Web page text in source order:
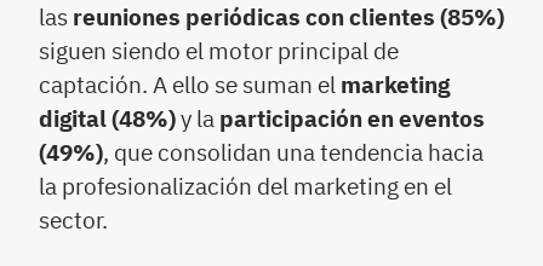
las reuniones periódicas con clientes (85%)
siguen siendo el motor principal de
captación. A ello se suman el marketing
digital (48%)y la participación en eventos
(49%), que consolidan una tendencia hacia
la profesionalización del marketing en el
sector.